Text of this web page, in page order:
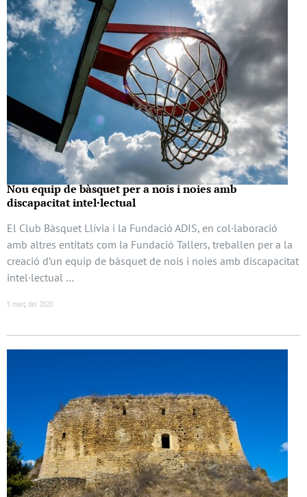
Nou equip de bàsquet per a nois i noies amb
discapacitat intel·lectual
El Club Bàsquet Llívia i la Fundació ADIS, en col·laboració
amb altres entitats com la Fundació Tallers, treballen per a la
creació d’un equip de bàsquet de nois i noies amb discapacitat
intel·lectual …
5 març del 2020